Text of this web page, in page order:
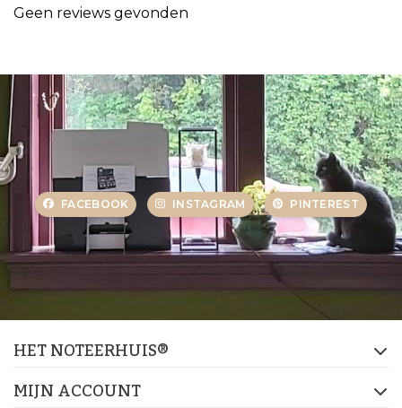
Geen reviews gevonden
FACEBOOK INSTAGRAM PINTEREST
HET NOTEERHUIS®
MIJN ACCOUNT